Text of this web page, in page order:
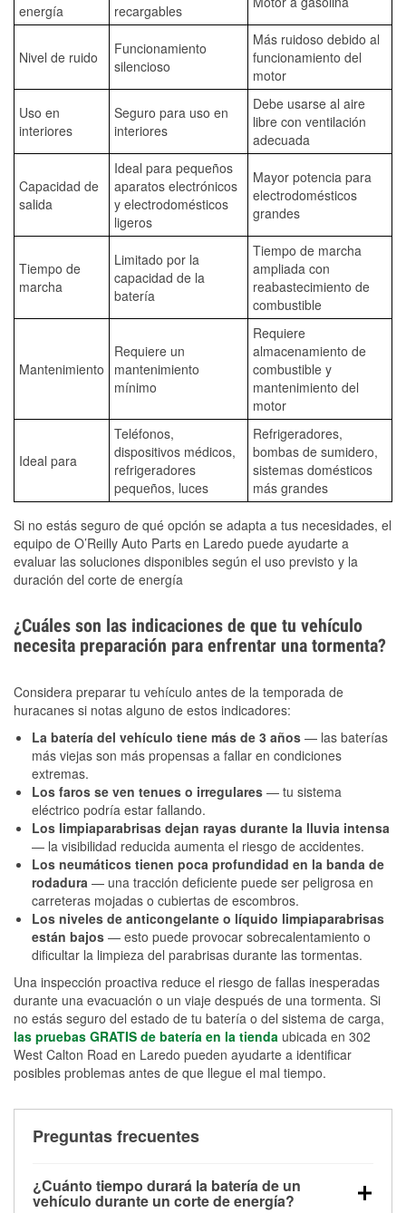
energía
recargables
Nivel de ruido
Funcionamiento
silencioso
Más ruidoso debido al
funcionamiento del
motor
Uso en
interiores
Seguro para uso en
interiores
Debe usarse al aire
libre con ventilación
adecuada
Capacidad de
salida
Ideal para pequeños
aparatos electrónicos
y electrodomésticos
ligeros
Mayor potencia para
electrodomésticos
grandes
Tiempo de
marcha
Limitado por la
capacidad de la
batería
Tiempo de marcha
ampliada con
reabastecimiento de
combustible
Mantenimiento
Requiere un
mantenimiento
mínimo
Requiere
almacenamiento de
combustible y
mantenimiento del
motor
Ideal para
Teléfonos,
dispositivos médicos,
refrigeradores
pequeños, luces
Refrigeradores,
bombas de sumidero,
sistemas domésticos
más grandes
Si no estás seguro de qué opción se adapta a tus necesidades, el
equipo de O’Reilly Auto Parts en Laredo puede ayudarte a
evaluar las soluciones disponibles según el uso previsto y la
duración del corte de energía
¿Cuáles son las indicaciones de que tu vehículo
necesita preparación para enfrentar una tormenta?
Considera preparar tu vehículo antes de la temporada de
huracanes si notas alguno de estos indicadores:
La batería del vehículo tiene más de 3 años — las baterías
más viejas son más propensas a fallar en condiciones
extremas.
Los faros se ven tenues o irregulares — tu sistema
eléctrico podría estar fallando.
Los limpiaparabrisas dejan rayas durante la lluvia intensa
— la visibilidad reducida aumenta el riesgo de accidentes.
Los neumáticos tienen poca profundidad en la banda de
rodadura — una tracción deficiente puede ser peligrosa en
carreteras mojadas o cubiertas de escombros.
Los niveles de anticongelante o líquido limpiaparabrisas
están bajos — esto puede provocar sobrecalentamiento o
dificultar la limpieza del parabrisas durante las tormentas.
Una inspección proactiva reduce el riesgo de fallas inesperadas
durante una evacuación o un viaje después de una tormenta. Si
no estás seguro del estado de tu batería o del sistema de carga,
las pruebas GRATIS de batería en la tienda ubicada en 302
West Calton Road en Laredo pueden ayudarte a identificar
posibles problemas antes de que llegue el mal tiempo.
Preguntas frecuentes
¿Cuánto tiempo durará la batería de un
vehículo durante un corte de energía?